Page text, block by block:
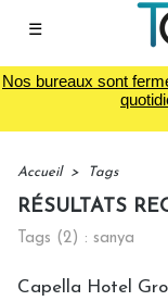
☰
Nos bureaux sont
Accueil > Tags
RÉSULTATS
Tags (2) : sanya
Capella Hotel